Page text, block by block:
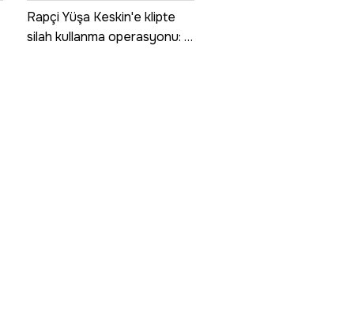
Rapçi Yüşa Keskin'e klipte
silah kullanma operasyonu: 4